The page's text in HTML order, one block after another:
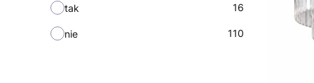
tak 16
nie 110